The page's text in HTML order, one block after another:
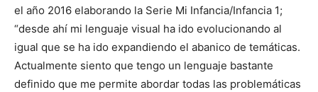
el año 2016 elaborando la Serie Mi Infancia/Infancia 1;
“desde ahí mi lenguaje visual ha ido evolucionando al
igual que se ha ido expandiendo el abanico de temáticas.
Actualmente siento que tengo un lenguaje bastante
definido que me permite abordar todas las problemáticas